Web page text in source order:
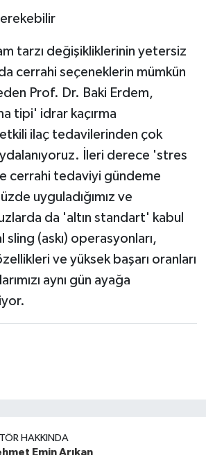
tarzı değişikliklerinin yetersiz
cerrahi seçeneklerin mümkün
Prof. Dr. Baki Erdem,
tipi' idrar kaçırma
ilaç tedavilerinden çok
İleri derece 'stres
cerrahi tedaviyi gündeme
uyguladığımız ve
da 'altın standart' kabul
(askı) operasyonları,
ve yüksek başarı oranları
aynı gün ayağa
HAKKINDA
Emin Arıkan